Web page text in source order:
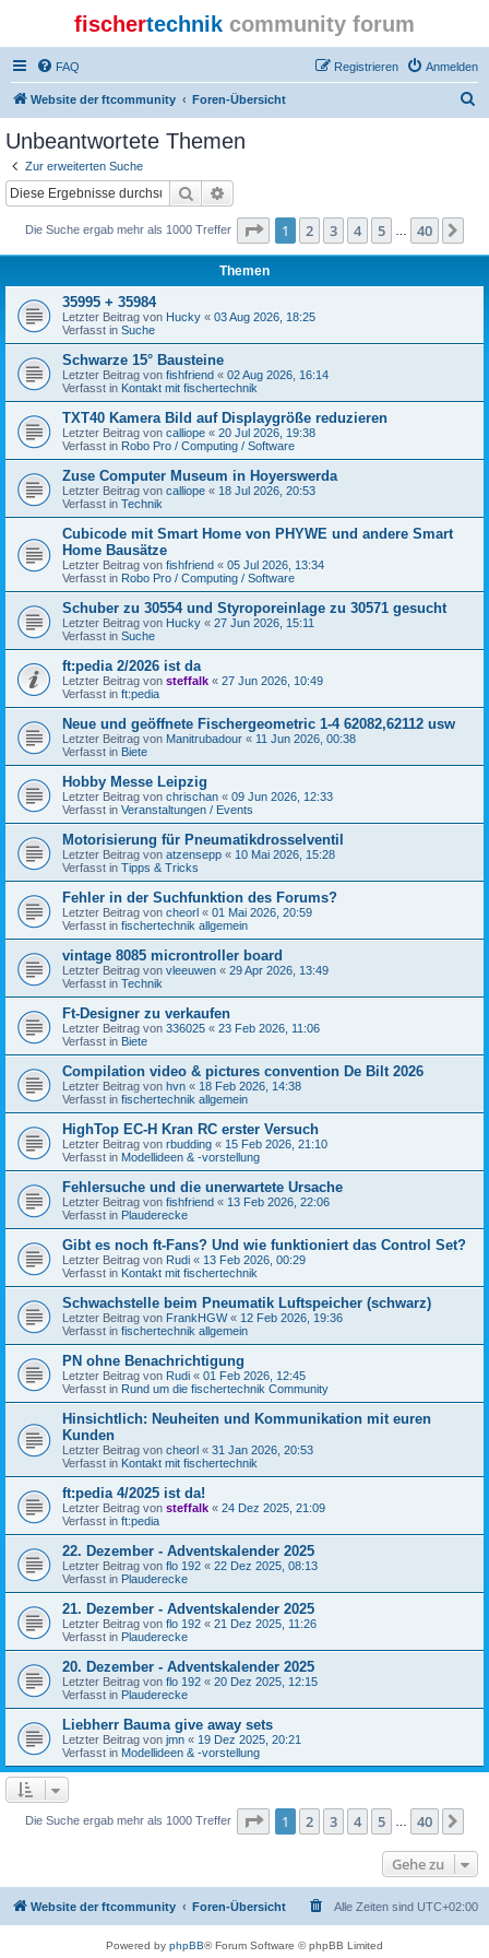
fischertechnik community forum
FAQ Anmelden
Registrieren
Website der ftcommunity Foren-Übersicht
Unbeantwortete Themen
Zur erweiterten Suche
Suche
Die Suche ergab mehr als 1000 Treffer Seite 1von 40
1 2 3 4 5 40
Themen
35995 + 35984
Letzter Beitrag von Hucky « 03 Aug 2026, 18:25
Verfasst in Suche
Schwarze 15° Bausteine
Letzter Beitrag von fishfriend « 02 Aug 2026, 16:14
Verfasst in Kontakt mit fischertechnik
TXT40 Kamera Bild auf Displaygröße reduzieren
Letzter Beitrag von calliope « 20 Jul 2026, 19:38
Verfasst in Robo Pro / Computing / Software
Zuse Computer Museum in Hoyerswerda
Letzter Beitrag von calliope « 18 Jul 2026, 20:53
Verfasst in Technik
Cubicode mit Smart Home von PHYWE und andere Smart
Home Bausätze
Letzter Beitrag von fishfriend « 05 Jul 2026, 13:34
Verfasst in Robo Pro / Computing / Software
Schuber zu 30554 und Styroporeinlage zu 30571 gesucht
Letzter Beitrag von Hucky « 27 Jun 2026, 15:11
Verfasst in Suche
ft:pedia 2/2026 ist da
Letzter Beitrag von steffalk « 27 Jun 2026, 10:49
Verfasst in ft:pedia
Neue und geöffnete Fischergeometric 1-4 62082,62112 usw
Letzter Beitrag von Manitrubadour « 11 Jun 2026, 00:38
Verfasst in Biete
Hobby Messe Leipzig
Letzter Beitrag von chrischan « 09 Jun 2026, 12:33
Verfasst in Veranstaltungen / Events
Motorisierung für Pneumatikdrosselventil
Letzter Beitrag von atzensepp « 10 Mai 2026, 15:28
Verfasst in Tipps & Tricks
Fehler in der Suchfunktion des Forums?
Letzter Beitrag von cheorl « 01 Mai 2026, 20:59
Verfasst in fischertechnik allgemein
vintage 8085 microntroller board
Letzter Beitrag von vleeuwen « 29 Apr 2026, 13:49
Verfasst in Technik
Ft-Designer zu verkaufen
Letzter Beitrag von 336025 « 23 Feb 2026, 11:06
Verfasst in Biete
Compilation video & pictures convention De Bilt 2026
Letzter Beitrag von hvn « 18 Feb 2026, 14:38
Verfasst in fischertechnik allgemein
HighTop EC-H Kran RC erster Versuch
Letzter Beitrag von rbudding « 15 Feb 2026, 21:10
Verfasst in Modellideen & -vorstellung
Fehlersuche und die unerwartete Ursache
Letzter Beitrag von fishfriend « 13 Feb 2026, 22:06
Verfasst in Plauderecke
Gibt es noch ft-Fans? Und wie funktioniert das Control Set?
Letzter Beitrag von Rudi « 13 Feb 2026, 00:29
Verfasst in Kontakt mit fischertechnik
Schwachstelle beim Pneumatik Luftspeicher (schwarz)
Letzter Beitrag von FrankHGW« 12 Feb 2026, 19:36
Verfasst in fischertechnik allgemein
PN ohne Benachrichtigung
Letzter Beitrag von Rudi « 01 Feb 2026, 12:45
Verfasst in Rund um die fischertechnik Community
Hinsichtlich: Neuheiten und Kommunikation mit euren
Kunden
Letzter Beitrag von cheorl « 31 Jan 2026, 20:53
Verfasst in Kontakt mit fischertechnik
ft:pedia 4/2025 ist da!
Letzter Beitrag von steffalk « 24 Dez 2025, 21:09
Verfasst in ft:pedia
22. Dezember - Adventskalender 2025
Letzter Beitrag von flo 192 « 22 Dez 2025, 08:13
Verfasst in Plauderecke
21. Dezember - Adventskalender 2025
Letzter Beitrag von flo 192 « 21 Dez 2025, 11:26
Verfasst in Plauderecke
20. Dezember - Adventskalender 2025
Letzter Beitrag von flo 192 « 20 Dez 2025, 12:15
Verfasst in Plauderecke
Liebherr Bauma give away sets
Letzter Beitrag von jmn « 19 Dez 2025, 20:21
Verfasst in Modellideen & -vorstellung
Die Suche ergab mehr als 1000 Treffer Seite 1von 40
1 2 3 4 5 40
Gehe zu
Website der ftcommunity Foren-Übersicht Alle Zeiten sind UTC+02:00
Powered by phpBB® Forum Software © phpBB Limited